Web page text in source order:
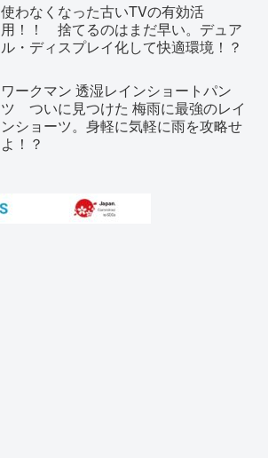
使わなくなった古いTVの有効活
用！！ 捨てるのはまだ早い。デュア
ル・ディスプレイ化して快適環境！？
ワークマン 透湿レインショートパン
ツ ついに見つけた 梅雨に最強のレイ
ンショーツ。身軽に気軽に雨を攻略せ
よ！？